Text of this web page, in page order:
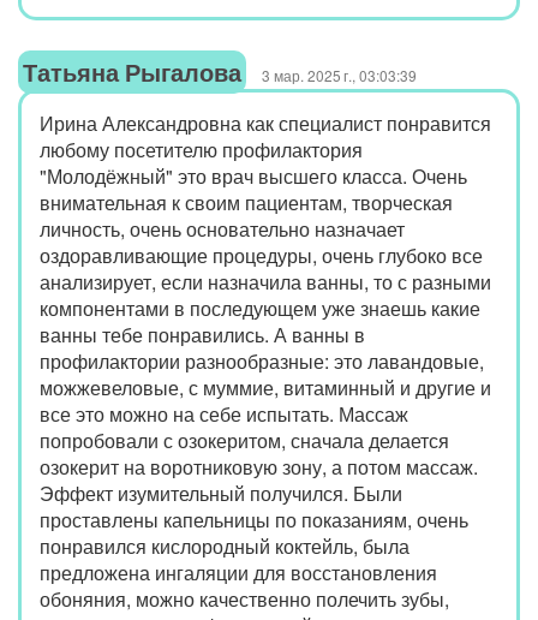
Татьяна Рыгалова 3 мар. 2025 г., 03:03:39
Ирина Александровна как специалист понравится
любому посетителю профилактория
"Молодёжный" это врач высшего класса. Очень
внимательная к своим пациентам, творческая
личность, очень основательно назначает
оздоравливающие процедуры, очень глубоко все
анализирует, если назначила ванны, то с разными
компонентами в последующем уже знаешь какие
ванны тебе понравились. А ванны в
профилактории разнообразные: это лавандовые,
можжевеловые, с муммие, витаминный и другие и
все это можно на себе испытать. Массаж
попробовали с озокеритом, сначала делается
озокерит на воротниковую зону, а потом массаж.
Эффект изумительный получился. Были
проставлены капельницы по показаниям, очень
понравился кислородный коктейль, была
предложена ингаляции для восстановления
обоняния, можно качественно полечить зубы,